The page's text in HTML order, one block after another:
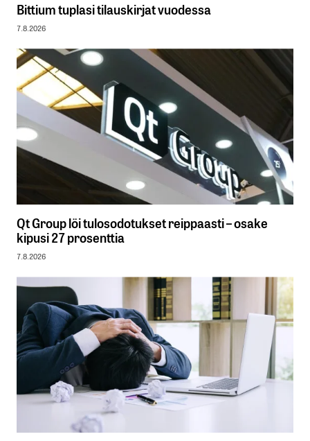
Bittium tuplasi tilauskirjat vuodessa
7.8.2026
Qt Group löi tulosodotukset reippaasti – osake
kipusi 27 prosenttia
7.8.2026